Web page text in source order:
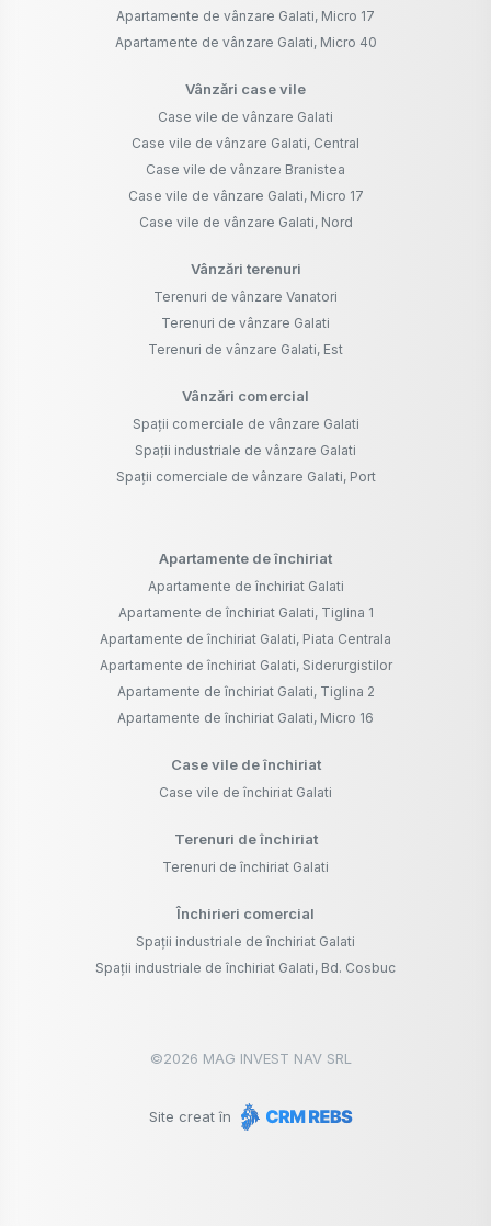
Apartamente de vânzare Galati, Micro 17
Apartamente de vânzare Galati, Micro 40
Vânzări case vile
Case vile de vânzare Galati
Case vile de vânzare Galati, Central
Case vile de vânzare Branistea
Case vile de vânzare Galati, Micro 17
Case vile de vânzare Galati, Nord
Vânzări terenuri
Terenuri de vânzare Vanatori
Terenuri de vânzare Galati
Terenuri de vânzare Galati, Est
Vânzări comercial
Spații comerciale de vânzare Galati
Spații industriale de vânzare Galati
Spații comerciale de vânzare Galati, Port
Apartamente de închiriat
Apartamente de închiriat Galati
Apartamente de închiriat Galati, Tiglina 1
Apartamente de închiriat Galati, Piata Centrala
Apartamente de închiriat Galati, Siderurgistilor
Apartamente de închiriat Galati, Tiglina 2
Apartamente de închiriat Galati, Micro 16
Case vile de închiriat
Case vile de închiriat Galati
Terenuri de închiriat
Terenuri de închiriat Galati
Închirieri comercial
Spații industriale de închiriat Galati
Spații industriale de închiriat Galati, Bd. Cosbuc
©2026 MAG INVEST NAV SRL
Site creat în